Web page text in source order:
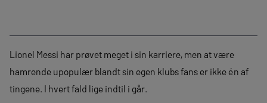
Lionel Messi har prøvet meget i sin karriere, men at være
hamrende upopulær blandt sin egen klubs fans er ikke én af
tingene. I hvert fald lige indtil i går.